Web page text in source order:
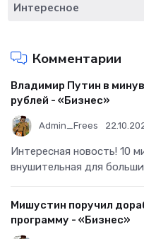
Интересное
Комментарии
Владимир Путин в
рублей - «Бизнес»
Admin_Frees
Интересная новость! 10
внушительная для
Мишустин поручил
программу - «Бизнес»